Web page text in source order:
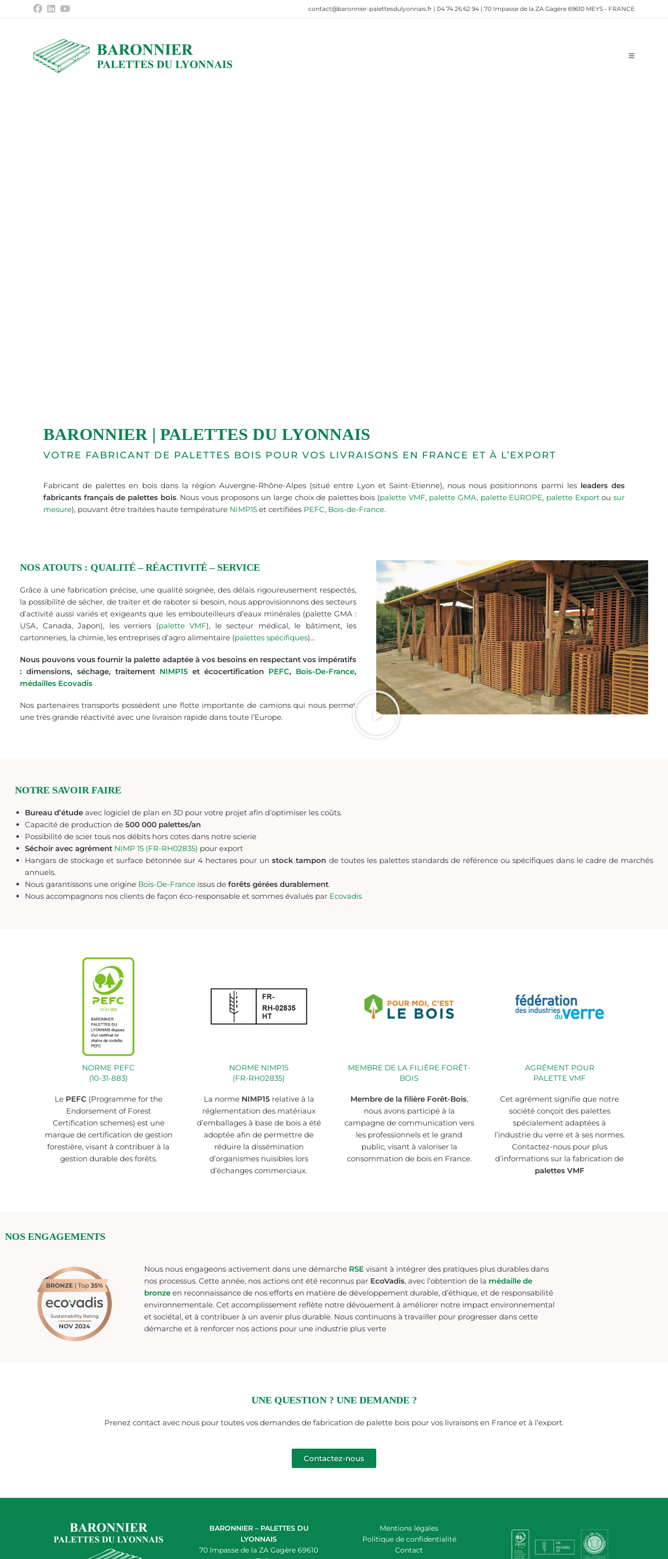
contact@baronnier-palettesdulyonnais.fr| 04 74 26 62 94| 70 Impasse de la ZA Gagère 69610 MEYS - FRANCE
BARONNIER | PALETTES DU LYONNAIS
VOTRE FABRICANT DE PALETTES BOIS POUR VOS LIVRAISONS EN FRANCE ET À L’EXPORT
Fabricant de palettes en bois dans la région Auvergne-Rhône-Alpes (situé entre Lyon et Saint-Etienne), nous nous positionnons parmi les leaders des
fabricants français de palettes bois. Nous vous proposons un large choix de palettes bois (palette VMF, palette GMA, palette EUROPE, palette Exportou sur
mesure), pouvant être traitées haute température NIMP15 et certifiées PEFC, Bois-de-France.
NOS ATOUTS : QUALITÉ – RÉACTIVITÉ – SERVICE
Grâce à une fabrication précise, une qualité soignée, des délais rigoureusement respectés,
la possibilité de sécher, de traiter et de raboter si besoin, nous approvisionnons des secteurs
d’activité aussi variés et exigeants que les embouteilleurs d’eaux minérales (palette GMA :
USA, Canada, Japon), les verriers (palette VMF), le secteur médical, le bâtiment, les
cartonneries, la chimie, les entreprises d’agro alimentaire (palettes spécifiques)…
Nous pouvons vous fournir la palette adaptée à vos besoins en respectant vos impératifs
: dimensions, séchage, traitement NIMP15 et écocertification PEFC, Bois-De-France,
médailles Ecovadis
Nos partenaires transports possèdent une flotte importante de camions qui nous permet
une très grande réactivité avec une livraison rapide dans toute l’Europe.
NOTRE SAVOIR FAIRE
Bureau d’étude avec logiciel de plan en 3D pour votre projet afin d’optimiser les coûts.
Capacité de production de 500 000 palettes/an
Possibilité de scier tous nos débits hors cotes dans notre scierie
Séchoir avec agrément NIMP 15 (FR-RH02835) pour export
Hangars de stockage et surface bétonnée sur 4 hectares pour unstock tampon de toutes les palettes standards de référence ou spécifiques dans le cadre de marchés
annuels.
Nous garantissons une origine Bois-De-France issus de forêts gérées durablement.
Nous accompagnons nos clients de façon éco-responsable et sommes évalués par Ecovadis
NORME PEFC
(10-31-883)
Le PEFC(Programme for the
Endorsement of Forest
Certification schemes) est une
marque de certification de gestion
forestière, visant à contribuer à la
gestion durable des forêts.
NORME NIMP15
(FR-RH02835)
La norme NIMP15 relative à la
réglementation des matériaux
d’emballages à base de bois a été
adoptée afin de permettre de
réduire la dissémination
d’organismes nuisibles lors
d’échanges commerciaux.
MEMBRE DE LA FILIÈRE FORÊT-
BOIS
Membre de la filière Forêt-Bois,
nous avons participé à la
campagne de communication vers
les professionnels et le grand
public, visant à valoriser la
consommation de bois en France.
AGRÉMENT POUR
PALETTE VMF
Cet agrément signifie que notre
société conçoit des palettes
spécialement adaptées à
l’industrie du verre et à ses normes.
Contactez-nous pour plus
d’informations sur la fabrication de
palettes VMF
NOS ENGAGEMENTS
Nous nous engageons activement dans une démarche RSE visant à intégrer des pratiques plus durables dans
nos processus. Cette année, nos actions ont été reconnus par EcoVadis, avec l’obtention de la médaille de
bronze en reconnaissance de nos efforts en matière de développement durable, d’éthique, et de responsabilité
environnementale. Cet accomplissement reflète notre dévouement à améliorer notre impact environnemental
et sociétal, et à contribuer à un avenir plus durable. Nous continuons à travailler pour progresser dans cette
démarche et à renforcer nos actions pour une industrie plus verte
UNE QUESTION ? UNE DEMANDE ?
Prenez contact avec nous pour toutes vos demandes de fabrication de palette bois pour vos livraisons en France et à l’export.
Contactez-nous
BARONNIER – PALETTES DU
LYONNAIS
70 Impasse de la ZA Gagère 69610
Mentions légales
Politique de confidentialité
Contact